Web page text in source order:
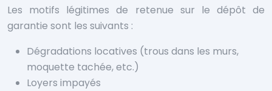
Les motifs légitimes de retenue sur le dépôt de
garantie sont les suivants :
Dégradations locatives (trous dans les murs,
moquette tachée, etc.)
Loyers impayés